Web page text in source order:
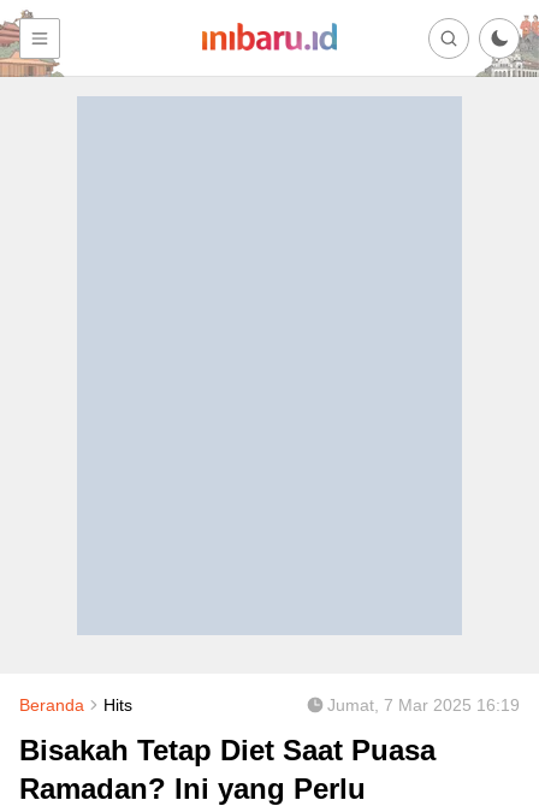
Beranda Hits Jumat, 7 Mar 2025 16:19
Bisakah Tetap Diet Saat Puasa
Ramadan? Ini yang Perlu